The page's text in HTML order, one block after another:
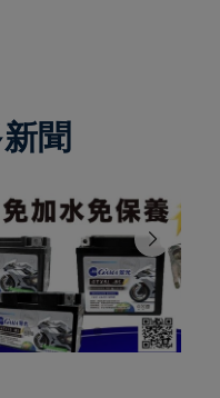
用迎跨年
聞